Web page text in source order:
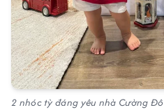
2 nhóc tỳ đáng yêu nhà Cường Đô